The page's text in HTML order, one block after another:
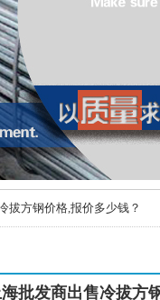
拔方钢价格,报价多少钱？
批发商出售冷拔方